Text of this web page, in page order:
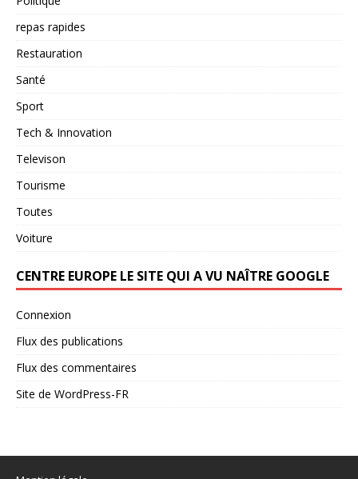
repas rapides
Restauration
Santé
Sport
Tech & Innovation
Televison
Tourisme
Toutes
Voiture
CENTRE EUROPE LE SITE QUI A VU NAÎTRE GOOGLE
Connexion
Flux des publications
Flux des commentaires
Site de WordPress-FR